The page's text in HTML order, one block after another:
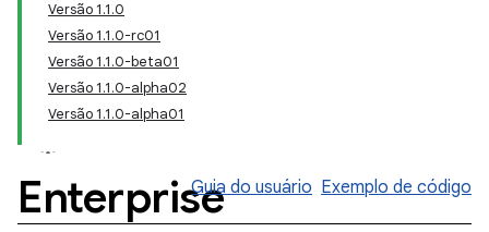
Versão 1.1.0
Versão 1.1.0-rc01
Versão 1.1.0-beta01
Versão 1.1.0-alpha02
Versão 1.1.0-alpha01
EnterpriseGuia do usuário Exemplo de código